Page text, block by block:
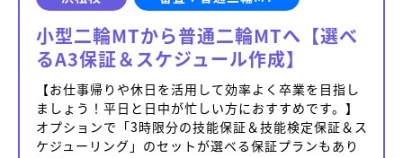
小型二輪MTから普通二輪MTへ【選べ
るA3保証＆スケジュール作成】
【お仕事帰りや休日を活用して効率よく卒業を目指し
ましょう！平日と日中が忙しい方におすすめです。】
オプションで「3時限分の技能保証＆技能検定保証＆ス
ケジューリング」のセットが選べる保証プランもあり